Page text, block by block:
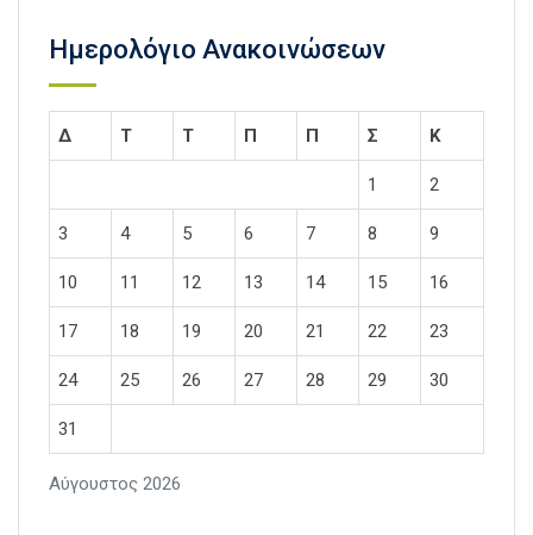
Ημερολόγιο Ανακοινώσεων
Αύγουστος 2026
Δ Τ Τ Π Π Σ Κ
1 2
3 4 5 6 7 8 9
10 11 12 13 14 15 16
17 18 19 20 21 22 23
24 25 26 27 28 29 30
31